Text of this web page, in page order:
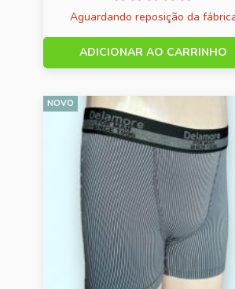
Aguardando reposição da
ADICIONAR AO CARRINHO
NOVO